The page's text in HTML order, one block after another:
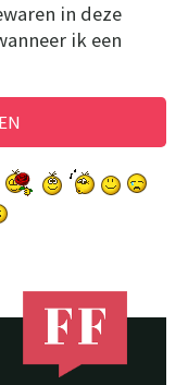
in deze
ik een